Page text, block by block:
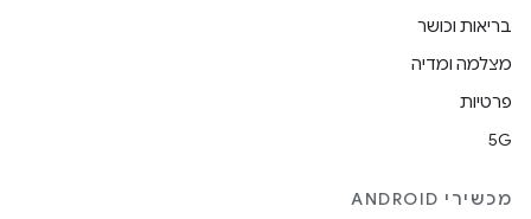
בריאות וכושר
מצלמה ומדיה
פרטיות
5G
מכשירי ANDROID